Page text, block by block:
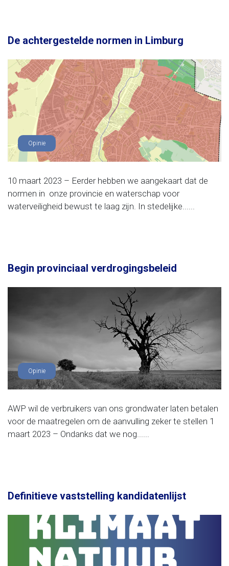
De achtergestelde normen in Limburg
Opinie
10 maart 2023 – Eerder hebben we aangekaart dat de
normen in onze provincie en waterschap voor
waterveiligheid bewust te laag zijn. In stedelijke......
Begin provinciaal verdrogingsbeleid
Opinie
AWP wil de verbruikers van ons grondwater laten betalen
voor de maatregelen om de aanvulling zeker te stellen 1
maart 2023 – Ondanks dat we nog......
Definitieve vaststelling kandidatenlijst